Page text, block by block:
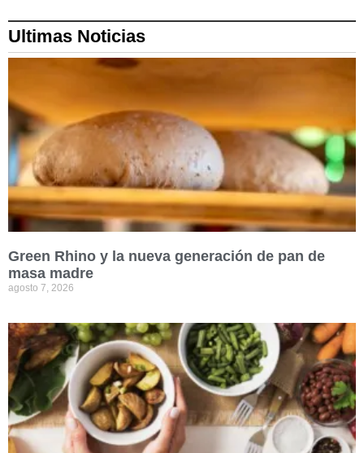
Ultimas Noticias
Green Rhino y la nueva generación de pan de
masa madre
agosto 7, 2026